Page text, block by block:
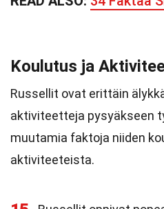
Koulutus ja
Russellit ovat erittäin
aktiviteetteja pysyäkseen
muutamia faktoja niiden
aktiviteeteista.